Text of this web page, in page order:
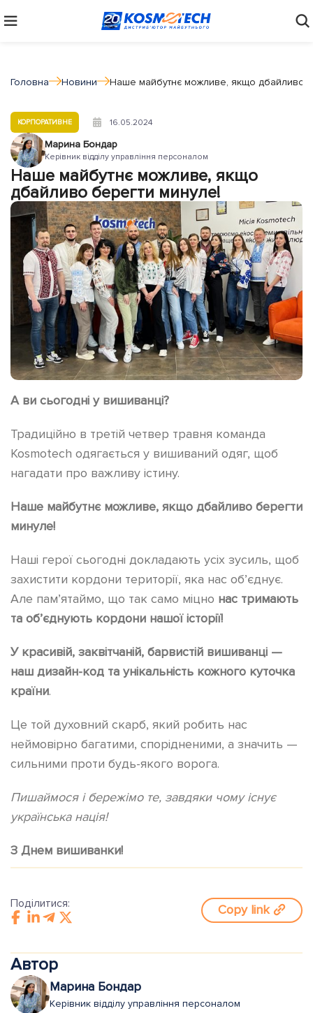
Головна Новини Наше майбутнє можливе, якщо дбайливо
КОРПОРАТИВНЕ 16.05.2024
Марина Бондар
Керівник відділу управління персоналом
Наше майбутнє можливе, якщо
дбайливо берегти минуле!
А ви сьогодні у вишиванці?
Традиційно в третій четвер травня команда
Kosmotech одягається у вишиваний одяг, щоб
нагадати про важливу істину.
Наше майбутнє можливе, якщо дбайливо берегти
минуле!
Наші герої сьогодні докладають усіх зусиль, щоб
захистити кордони території, яка нас об’єднує.
Але пам’ятаймо, що так само міцно нас тримають
та об’єднують кордони нашої історії!
У красивій, заквітчаній, барвистій вишиванці —
наш дизайн-код та унікальність кожного куточка
країни.
Це той духовний скарб, який робить нас
неймовірно багатими, спорідненими, а значить —
сильними проти будь-якого ворога.
Пишаймося і бережімо те, завдяки чому існує
українська нація!
З Днем вишиванки!
Поділитися: Copy link
Автор
Марина Бондар
Керівник відділу управління персоналом